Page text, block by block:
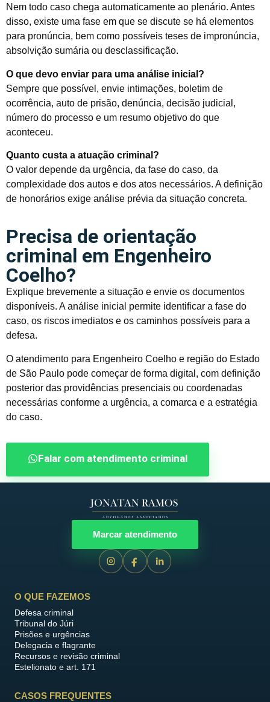
Nem todo caso chega automaticamente ao plenário. Antes
disso, existe uma fase em que se discute se há elementos
para pronúncia, bem como possíveis teses de impronúncia,
absolvição sumária ou desclassificação.
O que devo enviar para uma análise inicial?
Sempre que possível, envie intimações, boletim de
ocorrência, auto de prisão, denúncia, decisão judicial,
número do processo e um resumo objetivo do que
aconteceu.
Quanto custa a atuação criminal?
O valor depende da urgência, da fase do caso, da
complexidade dos autos e dos atos necessários. A definição
de honorários exige análise prévia da situação concreta.
Precisa de orientação
criminal em Engenheiro
Coelho?
Explique brevemente a situação e envie os documentos
disponíveis. A análise inicial permite identificar a fase do
caso, os riscos imediatos e os caminhos possíveis para a
defesa.
O atendimento para Engenheiro Coelho e região do Estado
de São Paulo pode começar de forma digital, com definição
posterior das providências presenciais ou coordenadas
necessárias conforme a urgência, a comarca e a estratégia
do caso.
Falar com atendimento criminal
Marcar atendimento
O QUE FAZEMOS
Defesa criminal
Tribunal do Júri
Prisões e urgências
Delegacia e flagrante
Recursos e revisão criminal
Estelionato e art. 171
CASOS FREQUENTES